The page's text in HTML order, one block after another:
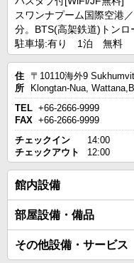
スワンナプーム国際空港
分。BTS(高架鉄道)トンロ
駐車場:有り 1泊 無料
住
所
〒10110海外9
Klongtan-Nua,
TEL
FAX
+66-2666-9999
+66-2666-9999
チェックイン
14:00
チェックアウト
12:00
館内設備
部屋設備・備品
その他設備・サービス